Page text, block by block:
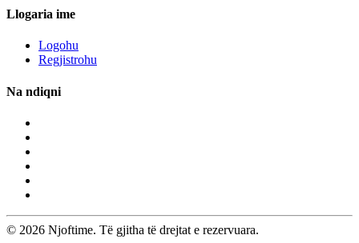
Llogaria ime
Logohu
Regjistrohu
Na ndiqni
© 2026 Njoftime. Të gjitha të drejtat e rezervuara.